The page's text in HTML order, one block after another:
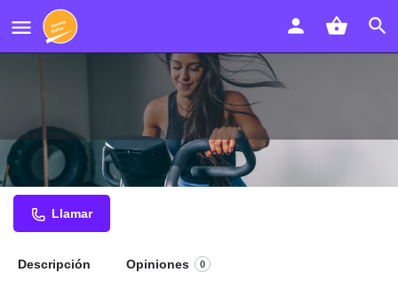
laboratorio de prótesis dentales
Llamar
Descripción Opiniones 0